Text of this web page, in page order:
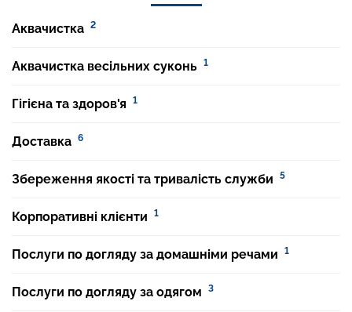
Аквачистка 2
Аквачистка весільних суконь 1
Гігієна та здоров'я 1
Доставка 6
Збереження якості та тривалість служби 5
Корпоративні клієнти 1
Послуги по догляду за домашніми речами 1
Послуги по догляду за одягом 3